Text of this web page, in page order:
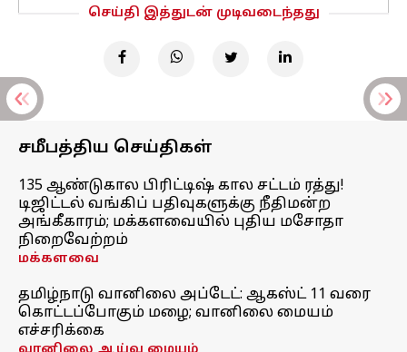
செய்தி இத்துடன் முடிவடைந்தது
சமீபத்திய செய்திகள்
135 ஆண்டுகால பிரிட்டிஷ் கால சட்டம் ரத்து!
டிஜிட்டல் வங்கிப் பதிவுகளுக்கு நீதிமன்ற
அங்கீகாரம்; மக்களவையில் புதிய மசோதா
நிறைவேற்றம்
மக்களவை
தமிழ்நாடு வானிலை அப்டேட்: ஆகஸ்ட் 11 வரை
கொட்டப்போகும் மழை; வானிலை மையம்
எச்சரிக்கை